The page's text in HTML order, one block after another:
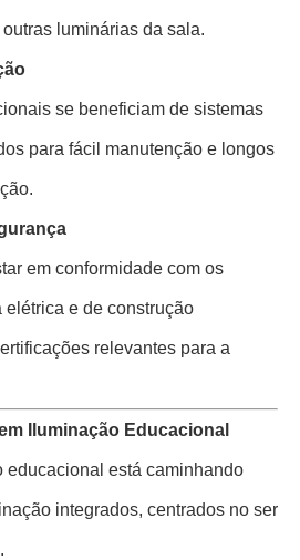
luminárias da sala.
se beneficiam de sistemas
para fácil manutenção e longos
em conformidade com os
e de construção
relevantes para a
Iluminação Educacional
educacional está caminhando
integrados, centrados no ser